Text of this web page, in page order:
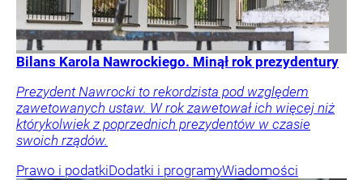
Bilans Karola Nawrockiego. Minął rok prezydentury
Prezydent Nawrocki to rekordzista pod względem
zawetowanych ustaw. W rok zawetował ich więcej niż
którykolwiek z poprzednich prezydentów w czasie
swoich rządów.
Prawo i podatkiDodatki i programyWiadomości